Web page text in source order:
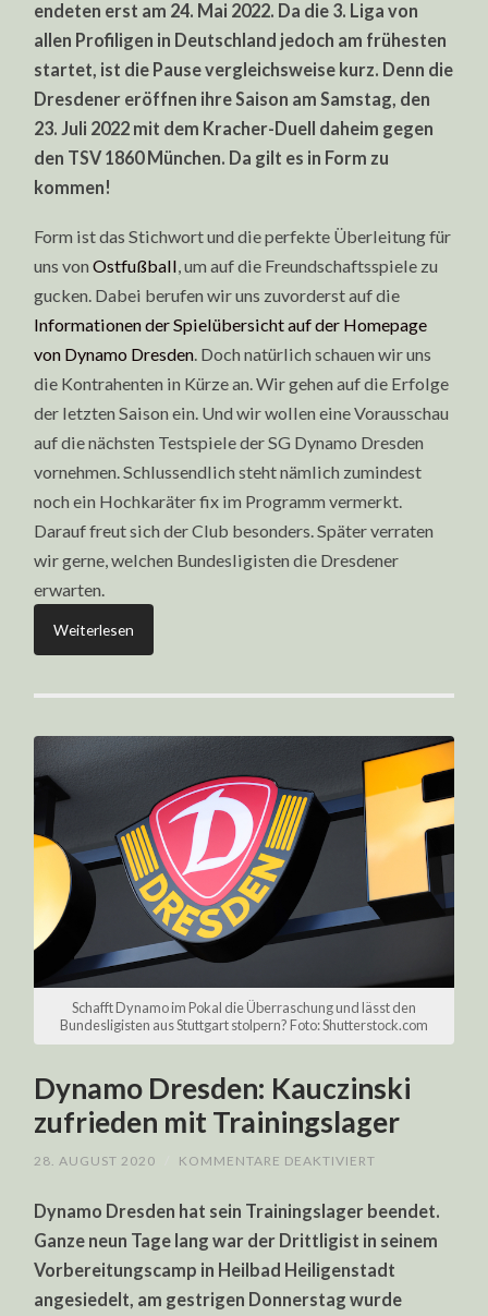
endeten erst am 24. Mai 2022. Da die 3. Liga von
allen Profiligen in Deutschland jedoch am frühesten
startet, ist die Pause vergleichsweise kurz. Denn die
Dresdener eröffnen ihre Saison am Samstag, den
23. Juli 2022 mit dem Kracher-Duell daheim gegen
den TSV 1860 München. Da gilt es in Form zu
kommen!
Form ist das Stichwort und die perfekte Überleitung für
uns vonOstfußball, um auf die Freundschaftsspiele zu
gucken. Dabei berufen wir uns zuvorderst auf die
Informationen der Spielübersicht auf der Homepage
von Dynamo Dresden. Doch natürlich schauen wir uns
die Kontrahenten in Kürze an. Wir gehen auf die Erfolge
der letzten Saison ein. Und wir wollen eine Vorausschau
auf die nächsten Testspiele der SG Dynamo Dresden
vornehmen. Schlussendlich steht nämlich zumindest
noch ein Hochkaräter fix im Programm vermerkt.
Darauf freut sich der Club besonders. Später verraten
wir gerne, welchen Bundesligisten die Dresdener
erwarten.
Weiterlesen
Schafft Dynamo im Pokal die Überraschung und lässt den
Bundesligisten aus Stuttgart stolpern? Foto: Shutterstock.com
Dynamo Dresden: Kauczinski
zufrieden mit Trainingslager
28. AUGUST 2020 KOMMENTARE DEAKTIVIERT
KAUCZINSKI
MIT
Dynamo Dresden hat sein Trainingslager beendet.
Ganze neun Tage lang war der Drittligist in seinem
Vorbereitungscamp in Heilbad Heiligenstadt
angesiedelt, am gestrigen Donnerstag wurde